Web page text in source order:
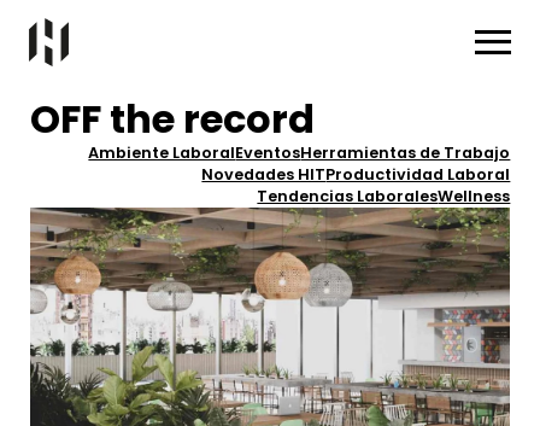
OFF the record
Ambiente LaboralEventosHerramientas de Trabajo
Novedades HITProductividad Laboral
Tendencias LaboralesWellness